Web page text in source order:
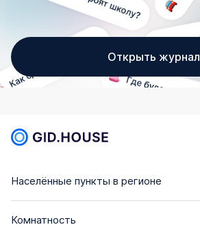
Открыть журнал
Населённые пункты в регионе
Комнатность